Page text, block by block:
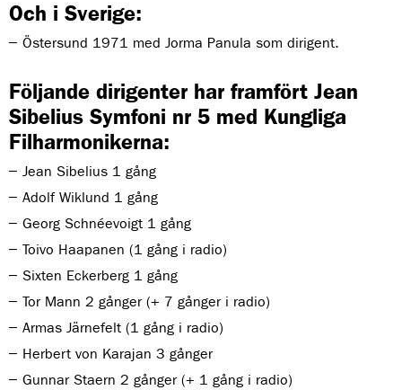
Och i Sverige:
Östersund 1971 med Jorma Panula som dirigent.
Följande dirigenter har framfört Jean
Sibelius Symfoni nr 5 med Kungliga
Filharmonikerna:
Jean Sibelius 1 gång
Adolf Wiklund 1 gång
Georg Schnéevoigt 1 gång
Toivo Haapanen (1 gång i radio)
Sixten Eckerberg 1 gång
Tor Mann 2 gånger (+ 7 gånger i radio)
Armas Järnefelt (1 gång i radio)
Herbert von Karajan 3 gånger
Gunnar Staern 2 gånger (+ 1 gång i radio)